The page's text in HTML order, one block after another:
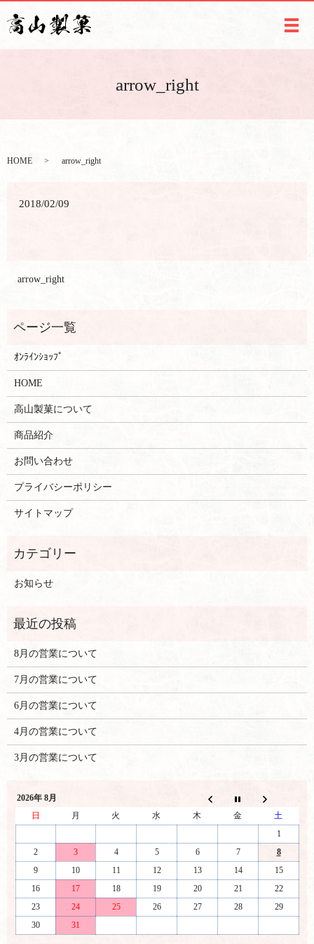
メ
arrow_right
HOME arrow_right
2018/02/09
arrow_right
ｵﾝﾗｲﾝｼｮｯﾌﾟ
HOME
高山製菓について
商品紹介
お問い合わせ
プライバシーポリシー
サイトマップ
お知らせ
8月の営業について
7月の営業について
6月の営業について
4月の営業について
3月の営業について
2026年 8月
日
月 火 水 木 金
土
1
2
3 4 5 6 7
8
9
10 11 12 13 14
15
16
17 18 19 20 21
22
23
24 25 26 27 28
29
30
31